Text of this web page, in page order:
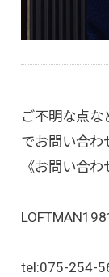
ご不明な点な
でお問い合わ
《お問い合わ
tel:075-254-